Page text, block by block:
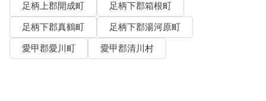
足柄上郡開成町
足柄下郡箱根町
足柄下郡真鶴町
足柄下郡湯河原町
愛甲郡愛川町
愛甲郡清川村